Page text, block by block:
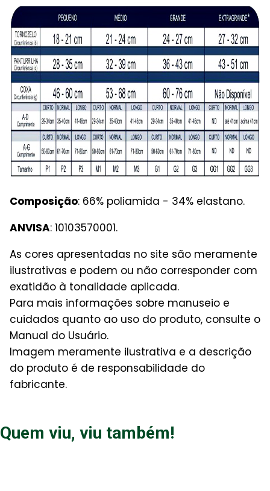
Composição: 66% poliamida - 34% elastano.
ANVISA: 10103570001.
As cores apresentadas no site são meramente
ilustrativas e podem ou não corresponder com
exatidão à tonalidade aplicada.
Para mais informações sobre manuseio e
cuidados quanto ao uso do produto, consulte o
Manual do Usuário.
Imagem meramente ilustrativa e a descrição
do produto é de responsabilidade do
fabricante.
Quem viu, viu também!